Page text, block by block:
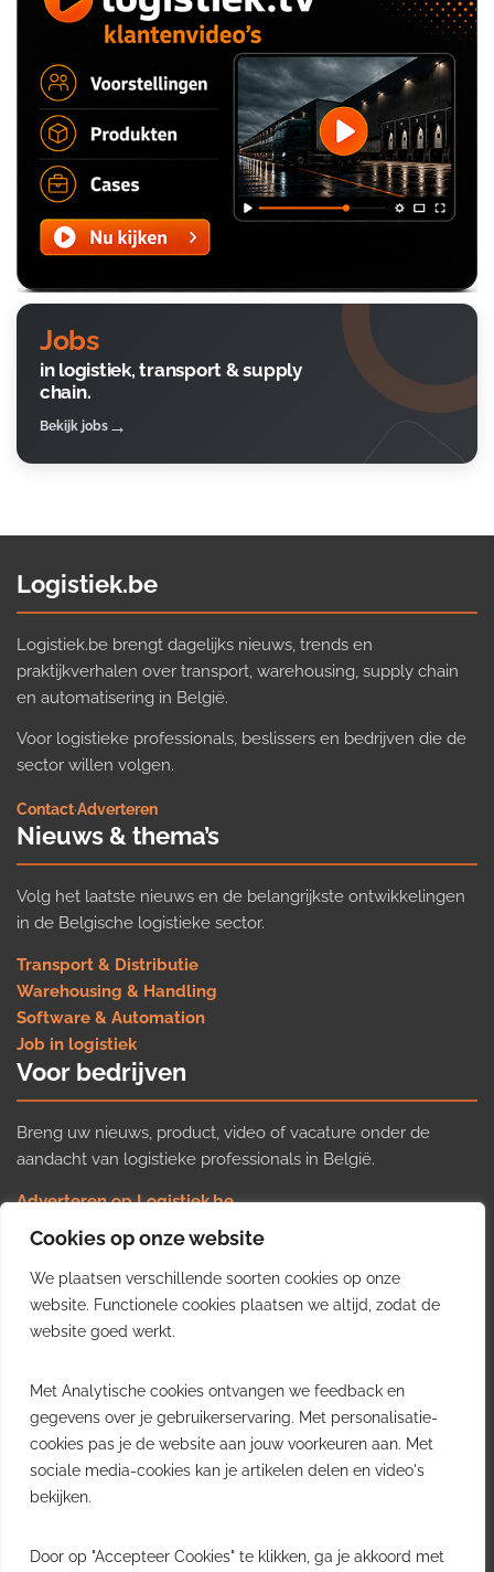
Cookies op onze website
We plaatsen verschillende soorten cookies op onze
website. Functionele cookies plaatsen we altijd, zodat de
website goed werkt.
Met Analytische cookies ontvangen we feedback en
gegevens over je gebruikerservaring. Met personalisatie-
cookies pas je de website aan jouw voorkeuren aan. Met
sociale media-cookies kan je artikelen delen en video's
bekijken.
Door op "Accepteer Cookies" te klikken, ga je akkoord met
Jobs
in logistiek, transport & supply
chain.
Bekijk jobs
Logistiek.be
Logistiek.be brengt dagelijks nieuws, trends en
praktijkverhalen over transport, warehousing, supply chain
en automatisering in België.
Voor logistieke professionals, beslissers en bedrijven die de
sector willen volgen.
Contact·Adverteren
Nieuws & thema’s
Volg het laatste nieuws en de belangrijkste ontwikkelingen
in de Belgische logistieke sector.
Transport & Distributie
Warehousing & Handling
Software & Automation
Job in logistiek
Voor bedrijven
Breng uw nieuws, product, video of vacature onder de
aandacht van logistieke professionals in België.
Adverteren op Logistiek.be
Nieuws insturen
Uw video op Logistiek.TV
Job plaatsen
Gratis wekelijkse update
inzichten uit de Belgische logistieke sector in uw inbox.
Ontvang je gratis
wekelijkse update